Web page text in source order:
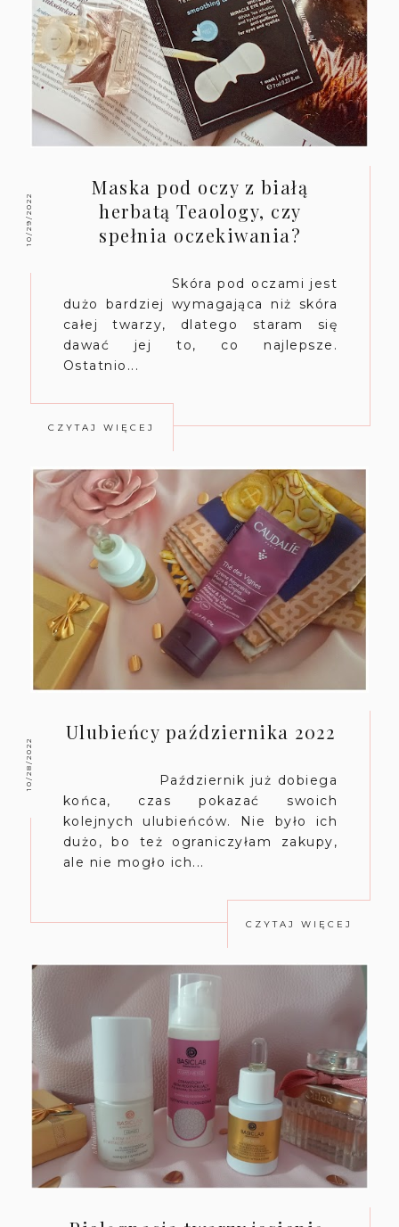
10/29/2022
Maska pod oczy z białą
herbatą Teaology, czy
spełnia oczekiwania?
Skóra pod oczami jest
dużo bardziej wymagająca niż skóra
całej twarzy, dlatego staram się
dawać jej to, co najlepsze.
Ostatnio...
CZYTAJ WIĘCEJ
10/28/2022
Ulubieńcy października 2022
Październik już dobiega
końca, czas pokazać swoich
kolejnych ulubieńców. Nie było ich
dużo, bo też ograniczyłam zakupy,
ale nie mogło ich...
CZYTAJ WIĘCEJ